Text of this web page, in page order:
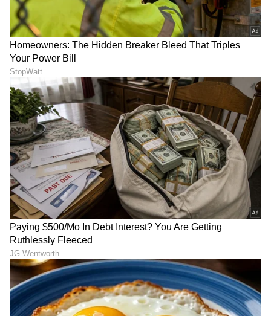
ಕೇವಲ 50 ಸಾವಿರ ರೂ. ಬಂಡವಾಳದೊಂದಿಗೆ
ಪ್ರಾರಂಭಿಸುತ್ತಾರೆ. ಆ ಬಳಿಕ ಇಡ್ಲಿ ಹಾಗೂ ದೋಸೆ ಹಿಟ್ಟನ್ನು
ಕೂಡ ಈ ಕಂಪನಿ ಪೂರೈಕೆ ಮಾಡಲು ಪ್ರಾರಂಭಿಸುತ್ತದೆ.
ಪ್ರಾರಂಭದಲ್ಲಿ ಈ ಪ್ಯಾಕ್ಡ್ ಫುಡ್ ತಿನಿಸುಗಳಿಗೆ ಉತ್ತಮ
ಮಾರುಕಟ್ಟೆ ದೊರೆಯಲಿಲ್ಲ. ಪ್ಯಾಕ್ ನಲ್ಲಿರುವ ಆಹಾರ
ಆರೋಗ್ಯಕರವಲ್ಲ ಎಂಬ ಭಾವನೆ ಭಾರತೀಯರಲ್ಲಿ
ಹೆಚ್ಚಾಗಿರುವ ಕಾರಣ ಯಾರೂ ಕೂಡ ಅದನ್ನು
ಖರೀದಿಸುತ್ತಿರಲಿಲ್ಲ. ಮಾರುಕಟ್ಟೆಗೆ 10 ಪ್ಯಾಕೇಟ್ ಕಳುಹಿಸಿದರೆ,
90 ಹಿಂತಿರುಗಿ ಬರುತ್ತಿತ್ತು ಎನ್ನುತ್ತಾರೆ ಮುಸ್ತಫಾ.